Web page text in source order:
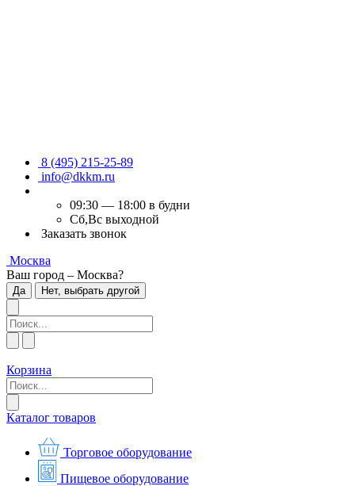
8 (495) 215-25-89
info@dkkm.ru
09:30 — 18:00 в будни
Сб,Вс выходной
Заказать звонок
Москва
Ваш город – Москва?
Да Нет, выбрать другой
Корзина
Каталог товаров
Торговое оборудование
Пищевое оборудование